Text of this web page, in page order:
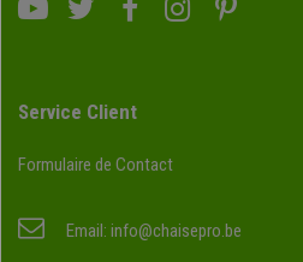
Service Client
Formulaire de Contact
Email: info@chaisepro.be